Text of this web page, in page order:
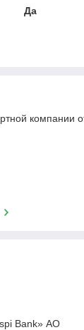
Да
компании
Bank» АО